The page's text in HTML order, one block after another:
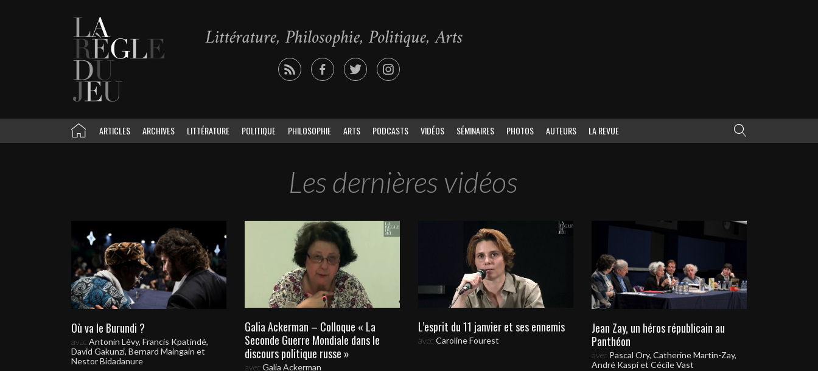
ARTICLES ARCHIVES LITTÉRATURE POLITIQUE PHILOSOPHIE ARTS PODCASTS VIDÉOS SÉMINAIRES PHOTOS AUTEURS LA REVUE
Les dernières vidéos
Où va le Burundi ?
avec Antonin Lévy, Francis Kpatindé,
David Gakunzi, Bernard Maingain et
Nestor Bidadanure
Galia Ackerman – Colloque « La
Seconde Guerre Mondiale dans le
discours politique russe »
avec Galia Ackerman
L’esprit du 11 janvier et ses ennemis
avec Caroline Fourest
Jean Zay, un héros républicain au
Panthéon
avec Pascal Ory, Catherine Martin-Zay,
André Kaspi et Cécile Vast